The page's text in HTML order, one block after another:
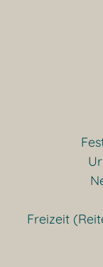
Freizeit